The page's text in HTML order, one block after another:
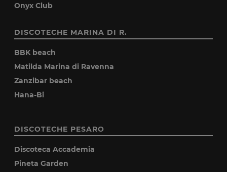
Onyx Club
DISCOTECHE MARINA DI R.
BBK beach
Matilda Marina di Ravenna
Zanzibar beach
Hana-Bi
DISCOTECHE PESARO
Discoteca Accademia
Pineta Garden